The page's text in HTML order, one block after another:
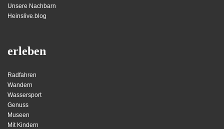
Unsere Nachbarn
Heinslive.blog
erleben
Radfahren
Wandern
Wassersport
Genuss
Museen
Mit Kindern